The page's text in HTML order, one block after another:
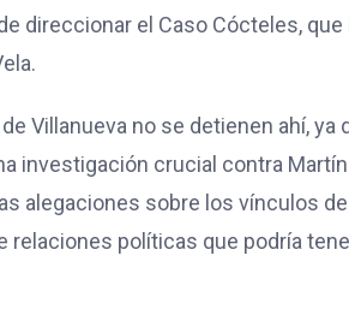
direccionar el Caso Cócteles,
Villanueva no se detienen ahí,
investigación crucial contra
alegaciones sobre los vínculos
relaciones políticas que podría